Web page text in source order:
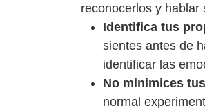
reconocerlos y hablar
Identifica tus
sientes antes de
identificar las
No minimices
normal